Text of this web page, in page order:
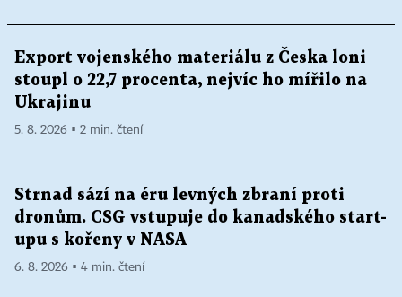
Export vojenského materiálu z Česka loni
stoupl o 22,7 procenta, nejvíc ho mířilo na
Ukrajinu
5. 8. 2026 ▪ 2 min. čtení
Strnad sází na éru levných zbraní proti
dronům. CSG vstupuje do kanadského start-
upu s kořeny v NASA
6. 8. 2026 ▪ 4 min. čtení